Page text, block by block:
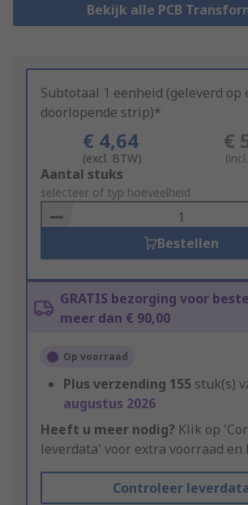
Bekijk alle PCB
Subtotaal 1 eenheid (geleverd op
doorlopende strip)*
€ 4,64
(excl. BTW)
€
Add
to
Basket
Aantal stuks
selecteer of typ hoeveelheid
Bestellen
GRATIS bezorging voor
meer dan € 90,00
Op voorraad
Plus verzending 155 stuk(s)
augustus 2026
Heeft u meer nodig? Klik op
leverdata' voor extra voorraad en
Controleer